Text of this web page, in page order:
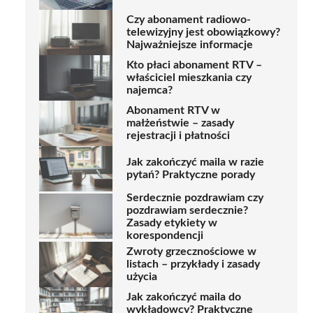
Czy abonament radiowo-
telewizyjny jest obowiązkowy?
Najważniejsze informacje
Kto płaci abonament RTV –
właściciel mieszkania czy
najemca?
Abonament RTV w
małżeństwie – zasady
rejestracji i płatności
Jak zakończyć maila w razie
pytań? Praktyczne porady
Serdecznie pozdrawiam czy
pozdrawiam serdecznie?
Zasady etykiety w
korespondencji
Zwroty grzecznościowe w
listach – przykłady i zasady
użycia
Jak zakończyć maila do
wykładowcy? Praktyczne